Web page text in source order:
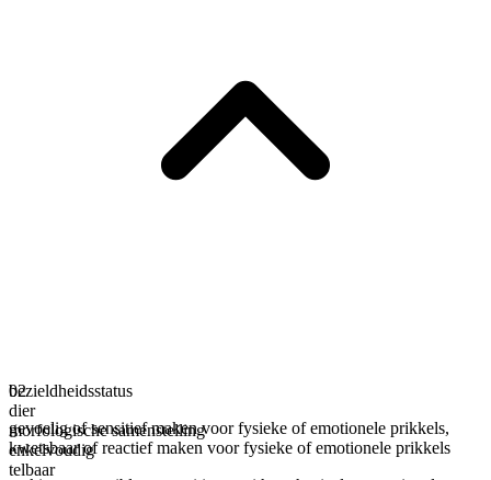
bezieldheidsstatus
dier
morfologische samenstelling
enkelvoudig
telbaar
02
gevoelig of sensitief maken voor fysieke of emotionele prikkels,
kwetsbaar of reactief maken voor fysieke of emotionele prikkels